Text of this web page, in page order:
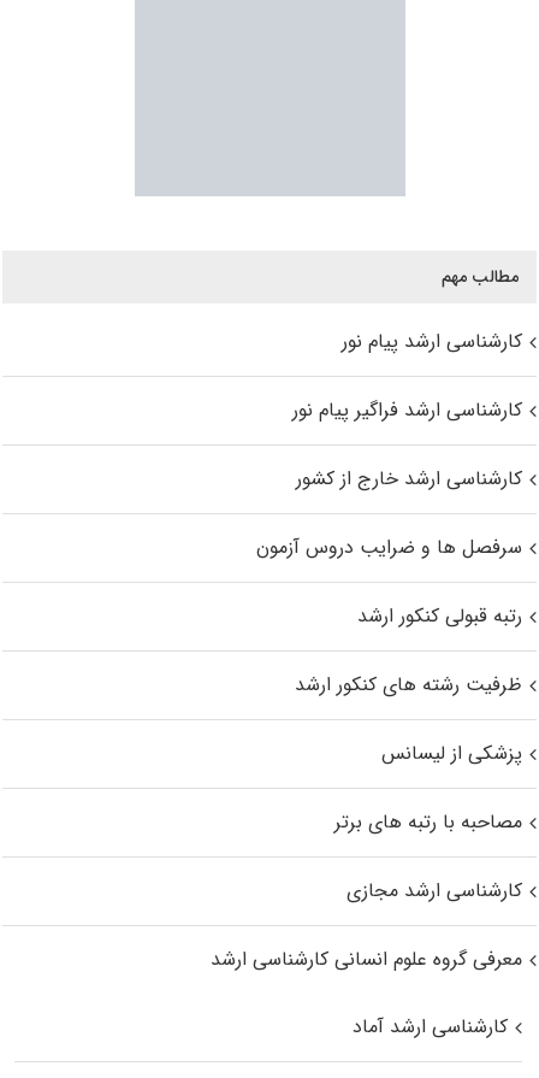
مطالب مهم
کارشناسی ارشد پیام نور
کارشناسی ارشد فراگیر پیام نور
کارشناسی ارشد خارج از کشور
سرفصل ها و ضرایب دروس آزمون
رتبه قبولی کنکور ارشد
ظرفیت رشته های کنکور ارشد
پزشکی از لیسانس
مصاحبه با رتبه های برتر
کارشناسی ارشد مجازی
معرفی گروه علوم انسانی کارشناسی ارشد
کارشناسی ارشد آماد